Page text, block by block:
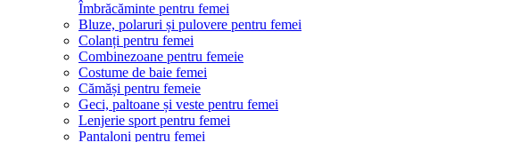
Îmbrăcăminte pentru femei
Bluze, polaruri și pulovere pentru femei
Colanți pentru femei
Combinezoane pentru femeie
Costume de baie femei
Cămăși pentru femeie
Geci, paltoane și veste pentru femei
Lenjerie sport pentru femei
Pantaloni pentru femei